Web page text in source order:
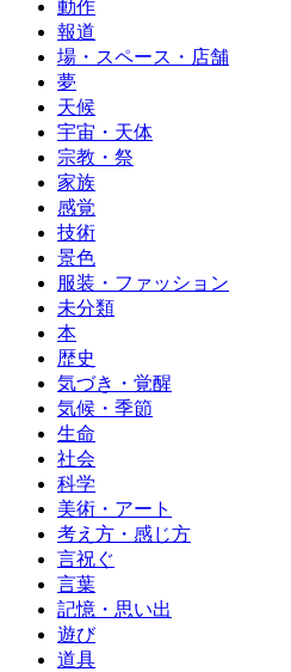
動作
報道
場・スペース・店舗
夢
天候
宇宙・天体
宗教・祭
家族
感覚
技術
景色
服装・ファッション
未分類
本
歴史
気づき・覚醒
気候・季節
生命
社会
科学
美術・アート
考え方・感じ方
言祝ぐ
言葉
記憶・思い出
遊び
道具